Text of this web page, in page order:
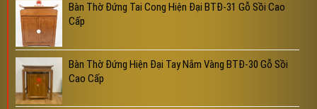
Bàn Thờ Đứng Tai Cong Hiện Đại BTĐ-31 Gỗ Sồi Cao
Cấp
Bàn Thờ Đứng Hiện Đại Tay Nắm Vàng BTĐ-30 Gỗ Sồi
Cao Cấp